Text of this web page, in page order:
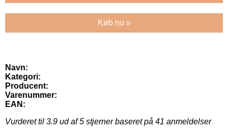
Køb nu »
Navn:
Kategori:
Producent:
Varenummer:
EAN:
Vurderet til 3.9 ud af 5 stjerner baseret på 41 anmeldelser